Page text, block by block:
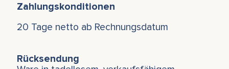
Zahlungskonditionen
20 Tage netto ab Rechnungsdatum
Rücksendung